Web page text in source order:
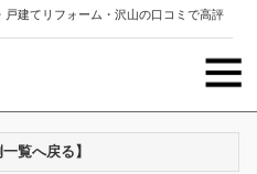
建てリフォーム・沢山の口コミで高評
覧へ戻る】